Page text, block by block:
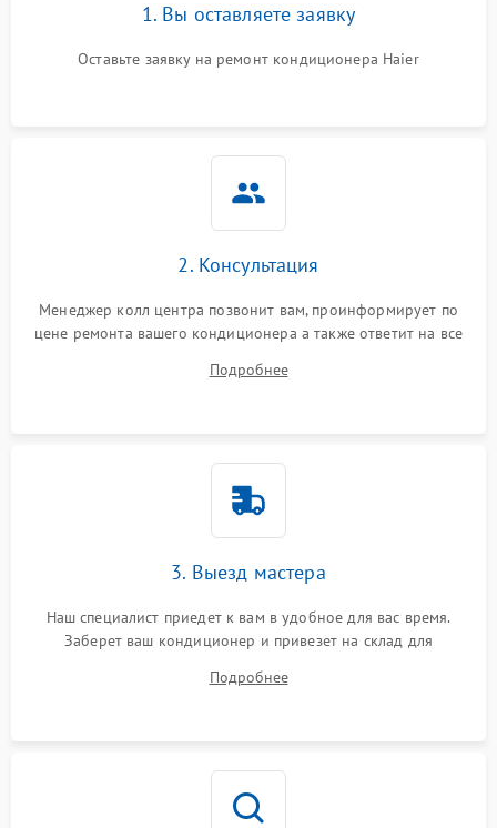
1. Вы оставляете заявку
Оставьте заявку на ремонт кондиционера Haier
2. Консультация
Менеджер колл центра позвонит вам, проинформирует по
цене ремонта вашего кондиционера а также ответит на все
Подробнее
3. Выезд мастера
Наш специалист приедет к вам в удобное для вас время.
Заберет ваш кондиционер и привезет на склад для
Подробнее